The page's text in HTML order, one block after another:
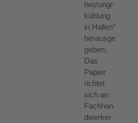
heizung/-
kühlung
in Hallen“
herausge
geben.
Das
Papier
richtet
sich an
Fachhan
dwerker